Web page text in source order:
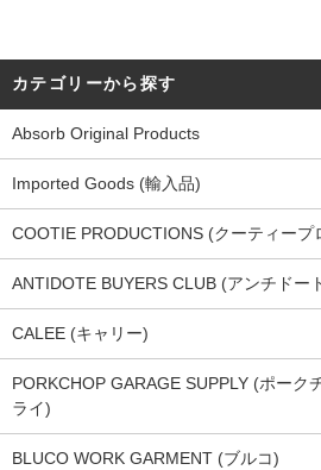
カテゴリーから探す
Absorb Original Products
Imported Goods (輸入品)
COOTIE PRODUCTIONS (クーティープ
ANTIDOTE BUYERS CLUB (アンチドー
CALEE (キャリー)
PORKCHOP GARAGE SUPPLY (ポーク
ライ)
BLUCO WORK GARMENT (ブルコ)